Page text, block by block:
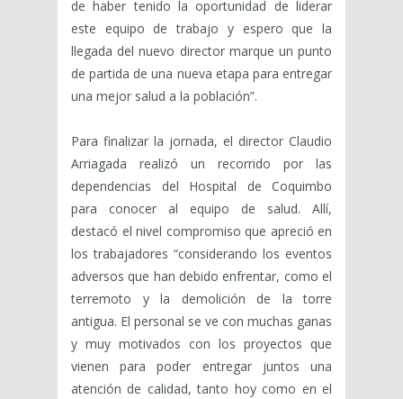
de haber tenido la oportunidad de liderar
este equipo de trabajo y espero que la
llegada del nuevo director marque un punto
de partida de una nueva etapa para entregar
una mejor salud a la población”.
Para finalizar la jornada, el director Claudio
Arriagada realizó un recorrido por las
dependencias del Hospital de Coquimbo
para conocer al equipo de salud. Allí,
destacó el nivel compromiso que apreció en
los trabajadores “considerando los eventos
adversos que han debido enfrentar, como el
terremoto y la demolición de la torre
antigua. El personal se ve con muchas ganas
y muy motivados con los proyectos que
vienen para poder entregar juntos una
atención de calidad, tanto hoy como en el